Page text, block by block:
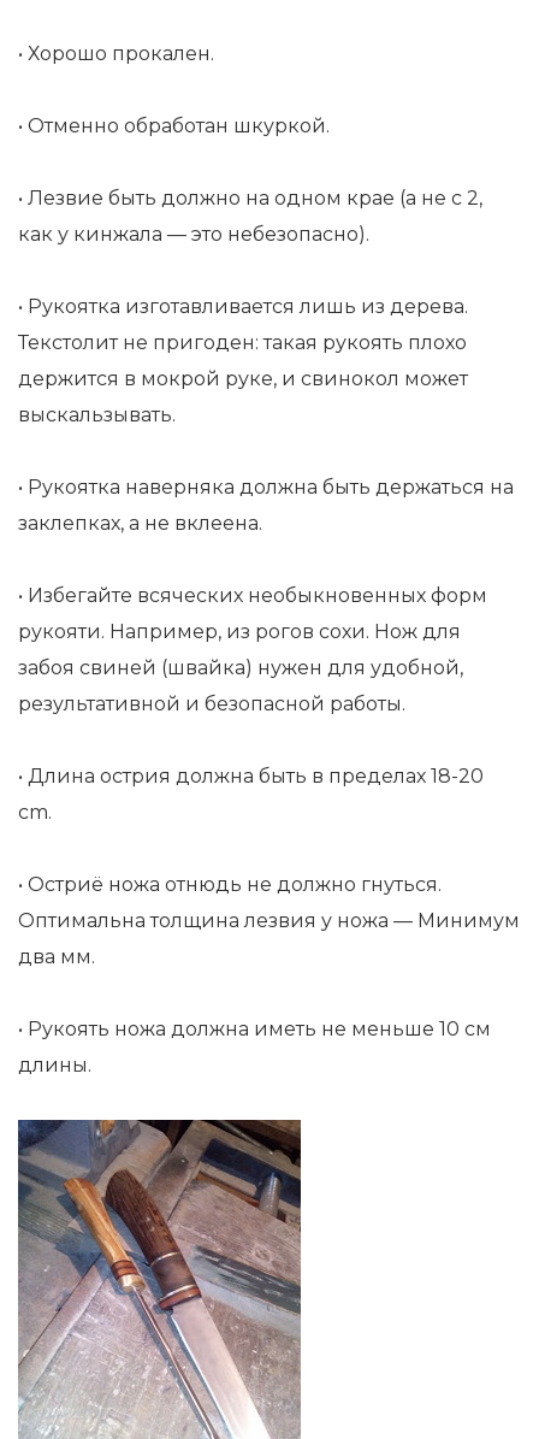
• Хорошо прокален.
• Отменно обработан шкуркой.
• Лезвие быть должно на одном крае (а не с 2,
как у кинжала — это небезопасно).
• Рукоятка изготавливается лишь из дерева.
Текстолит не пригоден: такая рукоять плохо
держится в мокрой руке, и свинокол может
выскальзывать.
• Рукоятка наверняка должна быть держаться на
заклепках, а не вклеена.
• Избегайте всяческих необыкновенных форм
рукояти. Например, из рогов сохи. Нож для
забоя свиней (швайка) нужен для удобной,
результативной и безопасной работы.
• Длина острия должна быть в пределах 18-20
cm.
• Остриё ножа отнюдь не должно гнуться.
Оптимальна толщина лезвия у ножа — Минимум
два мм.
• Рукоять ножа должна иметь не меньше 10 см
длины.